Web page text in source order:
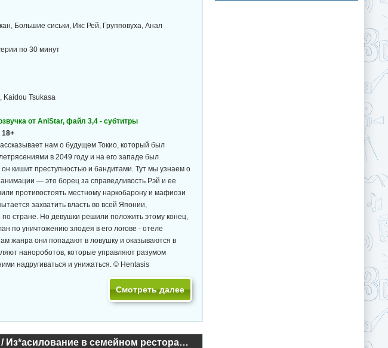
Большие сиськи, Икс Рей, Групповуха, Анал
по 30 минут
Kaidou Tsukasa
от AniStar, файл 3,4 - субтитры
18+
нам о будущем Токио, который был
в 2049 году и на его западе был
кишит преступностью и бандитами. Тут мы узнаем о
— это борец за справедливость Рэй и ее
противостоять местному наркобарону и мафиози
захватить власть во всей Японии,
стране. Но девушки решили положить этому конец,
по уничтожению злодея в его логове - отеле
жанра они попадают в ловушку и оказываются в
нанороботов, которые управляют разумом
надругиваться и унижаться. © Hentasis
Смотреть далее
Ryojoku Family Restaurant Chokyo Menu / Из*асилование в семейном ресторане (2010г.)